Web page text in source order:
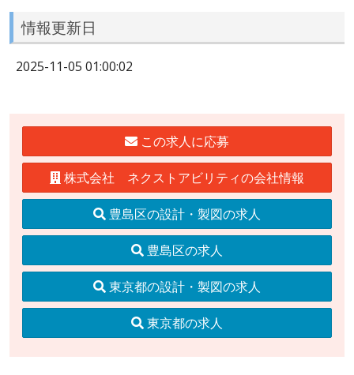
情報更新日
2025-11-05 01:00:02
この求人に応募
株式会社 ネクストアビリティの会社情報
豊島区の設計・製図の求人
豊島区の求人
東京都の設計・製図の求人
東京都の求人